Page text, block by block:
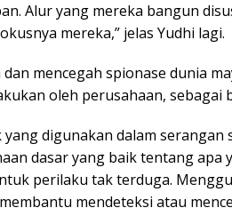
Alur yang mereka bangun
mereka,” jelas Yudhi lagi.
mencegah spionase dunia
oleh perusahaan, sebagai
digunakan dalam serangan
dasar yang baik tentang apa
perilaku tak terduga.
mendeteksi atau